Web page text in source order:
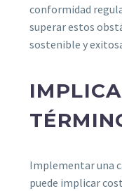
conformidad
superar estos
sostenible y
Implementar una
puede implicar